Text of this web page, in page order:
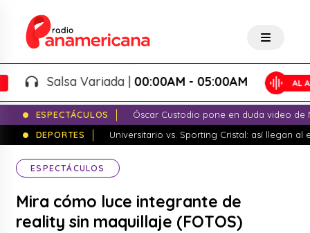
Salsa Variada |00:00AM - 05:00AM
ESPECTÁCULOS
Óscar Custodio pone en duda video de
DEPORTES
Universitario vs. Sporting Cristal: así llegan al
ESPECTÁCULOS
Mira cómo luce integrante de
reality sin maquillaje (FOTOS)